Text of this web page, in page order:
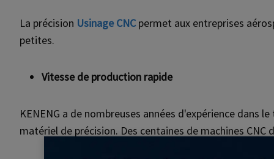
La précision Usinage CNC permet aux entreprises
petites.
Vitesse de production rapide
KENENG a de nombreuses années d'expérience
matériel de précision. Des centaines de machines